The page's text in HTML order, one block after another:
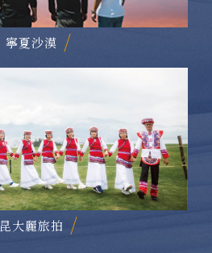
寧夏沙漠
昆大麗旅拍